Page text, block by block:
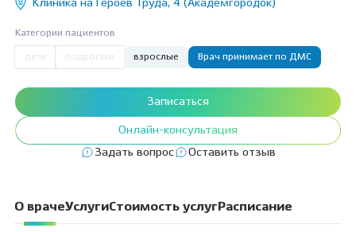
Клиника на Героев Труда, 4 (Академгородок)
Категории пациентов
дети подростки взрослые Врач принимает по ДМС
Записаться
Онлайн-консультация
Задать вопрос
Оставить отзыв
О врачеУслугиСтоимость услуг Расписание